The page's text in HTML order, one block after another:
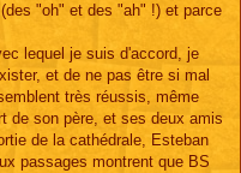
"oh" et des "ah" !) et parce
lequel je suis d'accord, je
et de ne pas être si mal
très réussis, même
de son père, et ses deux amis
de la cathédrale, Esteban
passages montrent que BS